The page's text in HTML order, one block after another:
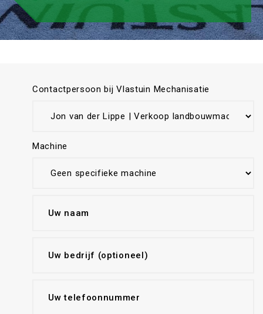
Contactpersoon bij Vlastuin Mechanisatie
Machine